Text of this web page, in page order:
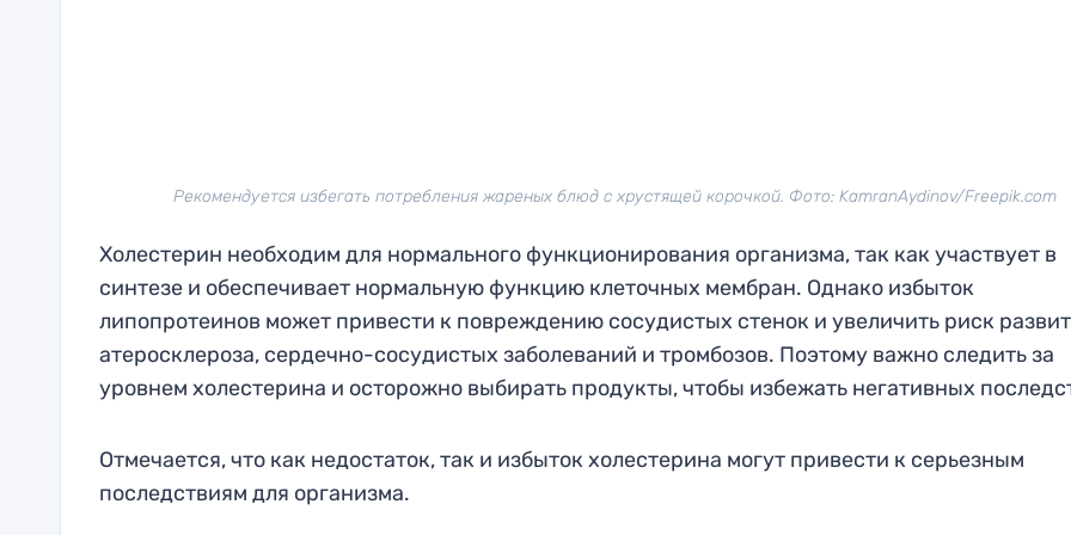
Рекомендуется избегать потребления жареных блюд с хрустящей корочкой. Фото: KamranAydinov/Freepik.com
Холестерин необходим для нормального функционирования организма, так как участвует в
синтезе и обеспечивает нормальную функцию клеточных мембран. Однако избыток
липопротеинов может привести к повреждению сосудистых стенок и увеличить риск
атеросклероза, сердечно-сосудистых заболеваний и тромбозов. Поэтому важно следить за
уровнем холестерина и осторожно выбирать продукты, чтобы избежать негативных
Отмечается, что как недостаток, так и избыток холестерина могут привести к серьезным
последствиям для организма.